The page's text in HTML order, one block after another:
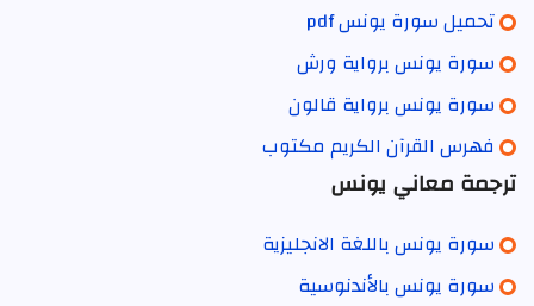
تحميل سورة يونس pdf
سورة يونس برواية ورش
سورة يونس برواية قالون
فهرس القرآن الكريم مكتوب
ترجمة معاني يونس
سورة يونس باللغة الانجليزية
سورة يونس بالأندنوسية